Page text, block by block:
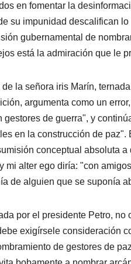
en fomentar la
su impunidad descalifican
gubernamental de
está la admiración que le
la señora iris Marín,
argumenta como un
de guerra", y
en la construcción de
conceptual absoluta
mi alter ego diría: "con
de alguien que se suponía
por el presidente Petro,
exigírsele consideración
de gestores de